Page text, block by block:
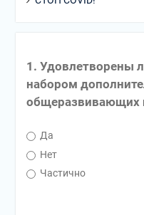
1. Удовлетворены
набором
общеразвивающих
Да
Нет
Частично